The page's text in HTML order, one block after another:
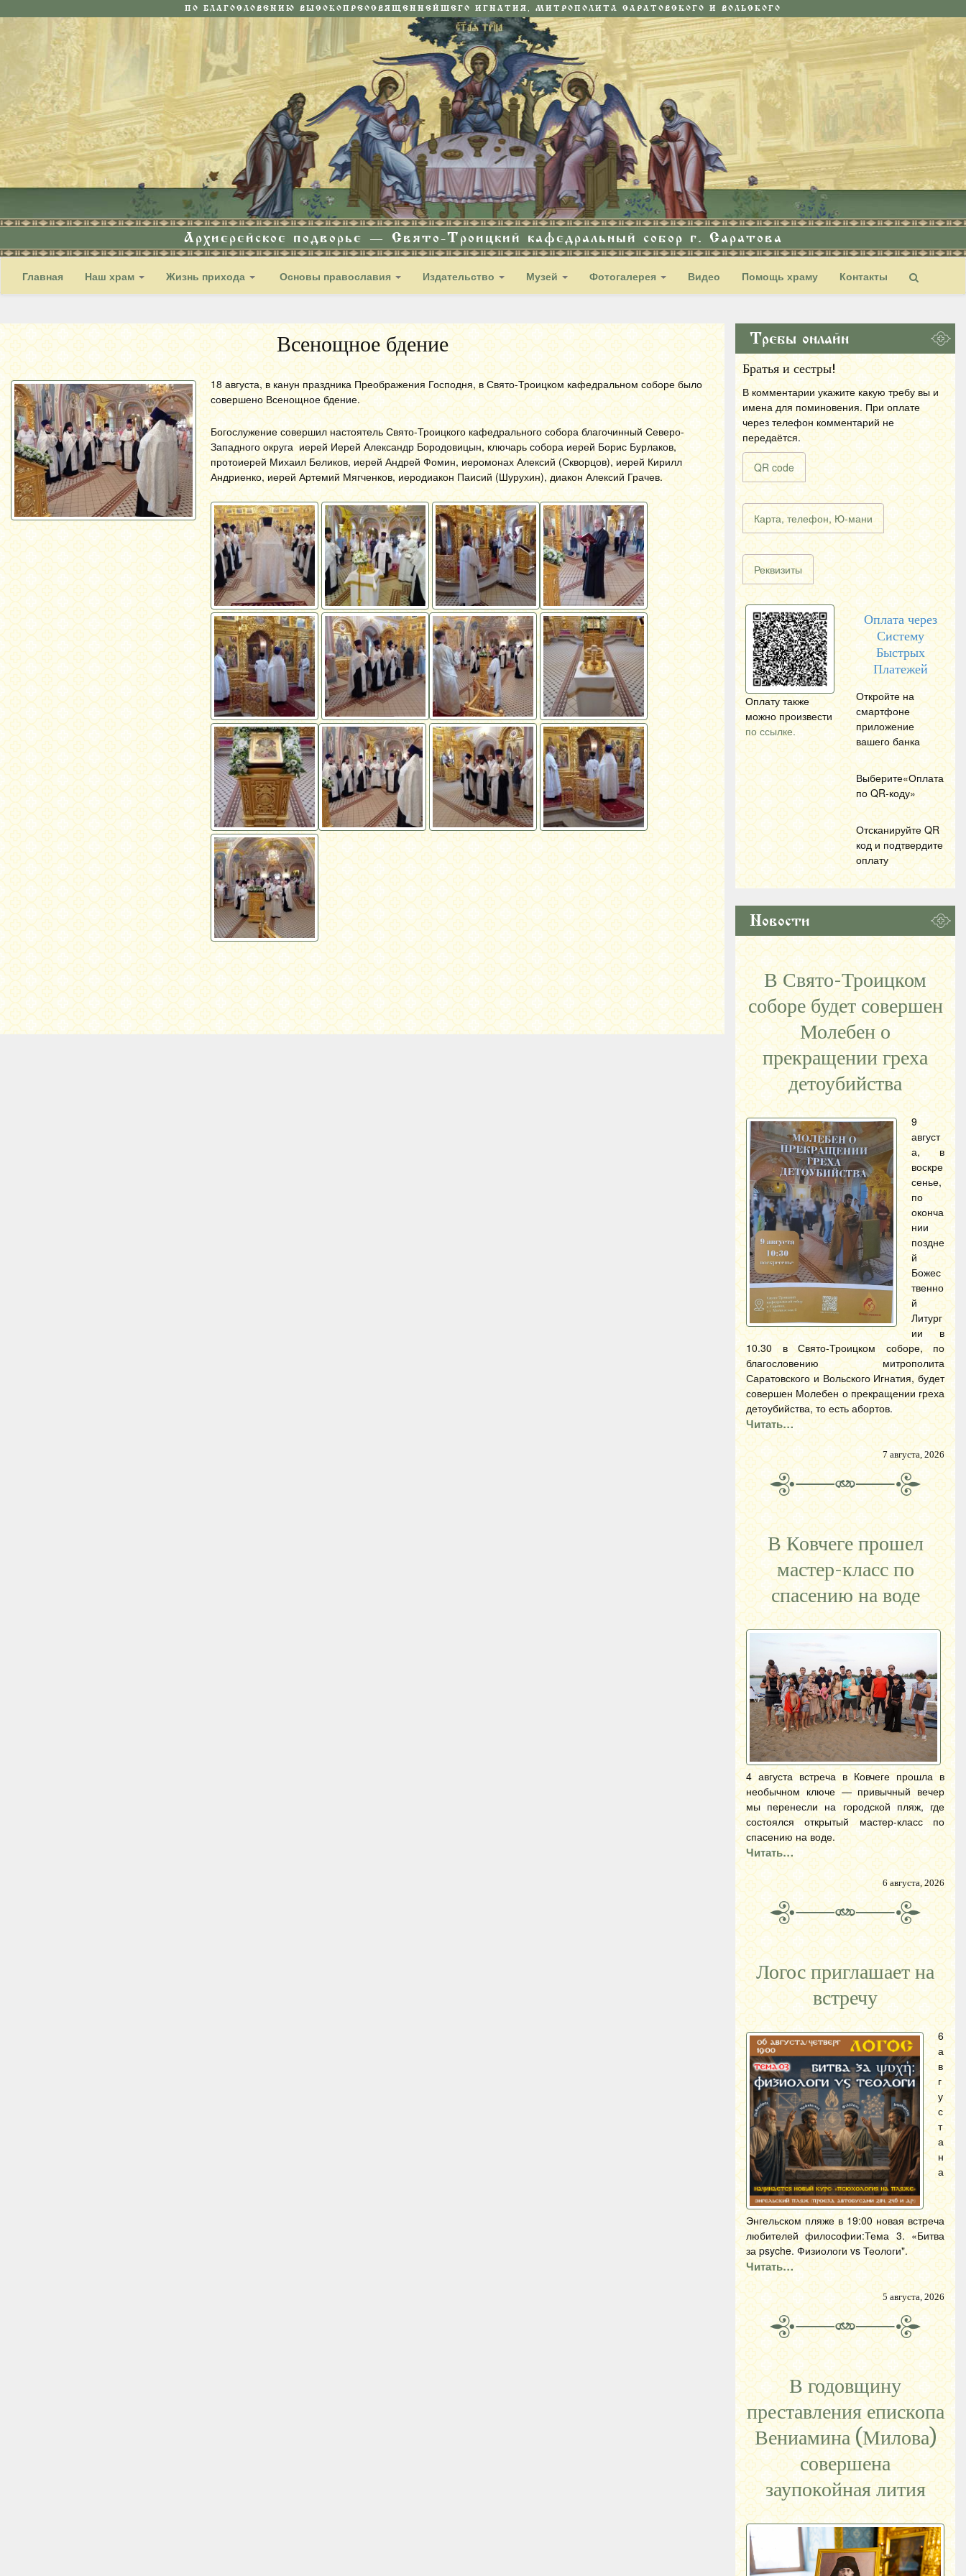
ПО БЛАГОСЛОВЕНИЮ ВЫСОКОПРЕОСВЯЩЕННЕЙШЕГО ИГНАТИЯ, МИТРОПОЛИТА САРАТОВСКОГО И ВОЛЬСКОГО
Архиерейское подворье — Свято-Троицкий кафедральный собор г. Саратова
Главная Наш храм Жизнь прихода Основы православия Издательство Музей Фотогалерея Видео Помощь храму Контакты
Всенощное бдение
18 августа, в канун праздника Преображения Господня, в Свято-Троицком кафедральном соборе было
совершено Всенощное бдение.
Богослужение совершил настоятель Свято-Троицкого кафедрального собора благочинный Северо-
Западного округа иерей Иерей Александр Бородовицын, ключарь собора иерей Борис Бурлаков,
протоиерей Михаил Беликов, иерей Андрей Фомин, иеромонах Алексий (Скворцов), иерей Кирилл
Андриенко, иерей Артемий Мягченков, иеродиакон Паисий (Шурухин), диакон Алексий Грачев.
Требы онлайн
Братья и сестры!
В комментарии укажите какую требу вы и
имена для поминовения. При оплате
через телефон комментарий не
передаётся.
QR code
Карта, телефон, Ю-мани
Реквизиты
Оплату также
можно произвести
по ссылке.
Оплата через
Систему
Быстрых
Платежей
Откройте на
смартфоне
приложение
вашего банка
Выберите«Оплата
по QR-коду»
Отсканируйте QR
код и подтвердите
оплату
Новости
В Свято-Троицком
соборе будет совершен
Молебен о
прекращении греха
детоубийства
9
август
а, в
воскре
сенье,
по
оконча
нии
поздне
й
Божес
твенно
й
Литург
ии в
10.30 в Свято-Троицком соборе, по
благословению митрополита
Саратовского и Вольского Игнатия, будет
совершен Молебен о прекращении греха
детоубийства, то есть абортов.
Читать…
7 августа, 2026
В Ковчеге прошел
мастер-класс по
спасению на воде
4 августа встреча в Ковчеге прошла в
необычном ключе — привычный вечер
мы перенесли на городской пляж, где
состоялся открытый мастер-класс по
спасению на воде.
Читать…
6 августа, 2026
Логос приглашает на
встречу
6
а
в
г
у
с
т
а
н
а
Энгельском пляже в 19:00 новая встреча
любителей философии:Тема 3. «Битва
за psyche. Физиологи vs Теологи".
Читать…
5 августа, 2026
В годовщину
преставления епископа
Вениамина (Милова)
совершена
заупокойная лития